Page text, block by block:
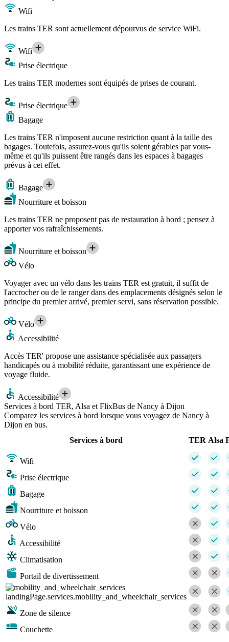
Wifi
Les trains TER sont actuellement dépourvus de service WiFi.
Wifi
Prise électrique
Les trains TER modernes sont équipés de prises de courant.
Prise électrique
Bagage
Les trains TER n'imposent aucune restriction quant à la taille des
bagages. Toutefois, assurez-vous qu'ils soient gérables par vous-
même et qu'ils puissent être rangés dans les espaces à bagages
prévus à cet effet.
Bagage
Nourriture et boisson
Les trains TER ne proposent pas de restauration à bord ; pensez à
apporter vos rafraîchissements.
Nourriture et boisson
Vélo
Voyager avec un vélo dans les trains TER est gratuit, il suffit de
l'accrocher ou de le ranger dans des emplacements désignés selon le
principe du premier arrivé, premier servi, sans réservation possible.
Vélo
Accessibilité
Accès TER' propose une assistance spécialisée aux passagers
handicapés ou à mobilité réduite, garantissant une expérience de
voyage fluide.
Accessibilité
Services à bord TER, Alsa et FlixBus de Nancy à Dijon
Comparez les services à bord lorsque vous voyagez de Nancy à
Dijon en bus.
Services à bord
TER Alsa
Wifi
Prise électrique
Bagage
Nourriture et boisson
Vélo
Accessibilité
Climatisation
Portail de divertissement
landingPage.services.mobility_and_wheelchair_services
Zone de silence
Couchette